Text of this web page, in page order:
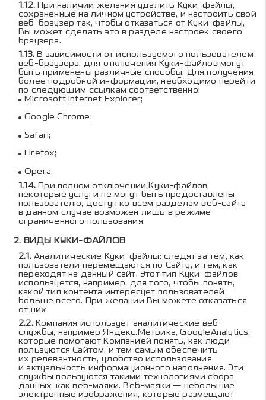
При наличии желания удалить Куки-файлы,
сохраненные на личном устройстве, и настроить свой
веб-браузер так, чтобы отказаться от Куки-файлы,
Вы может сделать это в разделе настроек своего
браузера.
В зависимости от используемого пользователем
веб-браузера, для отключения Куки-файлов могут
быть применены различные способы. Для получения
более подробной информации, необходимо перейти
по следующим ссылкам соответственно:
Microsoft Internet Explorer;
Google Chrome;
Safari;
Firefox;
Opera.
При полном отключении Куки-файлов
некоторые услуги не могут быть предоставлены
пользователю, доступ ко всем разделам веб-сайта
в данном случае возможен лишь в режиме
ограниченного пользования.
ВИДЫ КУКИ-ФАЙЛОВ
Аналитические Куки-файлы: следят за тем, как
пользователи перемещаются по Сайту, и тем, как
переходят на данный сайт. Этот тип Куки-файлов
используется, например, для того, чтобы понять,
какой тип контента интересует пользователей
больше всего. При желании Вы можете отказаться
от них
Компания использует аналитические веб-
службы, например Яндекс.Метрика, GoogleAnalytics,
которые помогают Компанией понять, как люди
пользуются Сайтом, и тем самым обеспечить
их релевантность, удобство использования
и актуальность информационного наполнения. Эти
службы пользуются такими технологиями сбора
данных, как веб-маяки. Веб-маяки — небольшие
электронные изображения, которые размещают